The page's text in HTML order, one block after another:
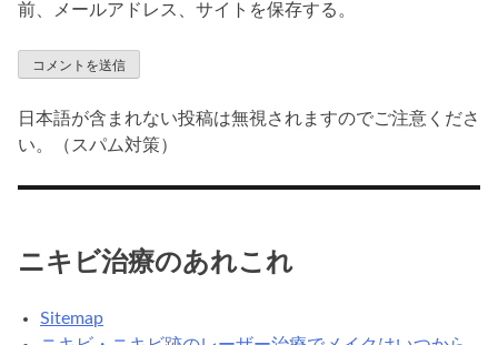
前、メールアドレス、サイトを保存する。
日本語が含まれない投稿は無視されますのでご注意くださ
い。（スパム対策）
ニキビ治療のあれこれ
Sitemap